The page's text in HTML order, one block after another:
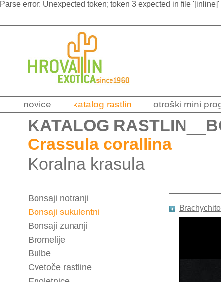
Parse error: Unexpected token; token 3 expected in file
novice katalog rastlin otroški mini
KATALOG RASTLIN
Crassula corallina
Koralna krasula
Bonsaji notranji
Bonsaji sukulentni
Bonsaji zunanji
Bromelije
Bulbe
Cvetoče rastline